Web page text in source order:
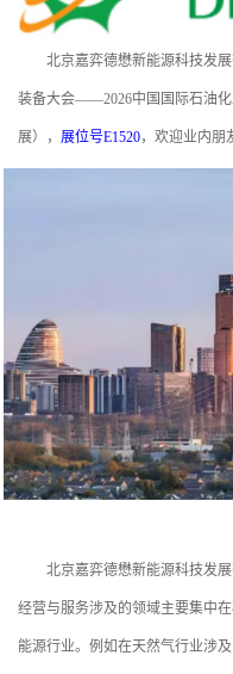
北京嘉弈德懋新能源科技发
装备大会——2026中国国际石油化
展）， 展位号E1520，欢迎业内朋
北京嘉弈德懋新能源科技发
经营与服务涉及的领域主要集中
能源行业。例如在天然气行业涉